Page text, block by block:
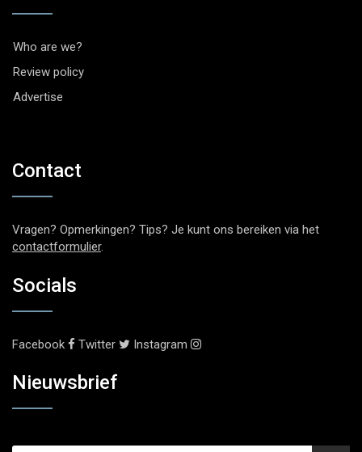
Who are we?
Review policy
Advertise
Contact
Vragen? Opmerkingen? Tips? Je kunt ons bereiken via het
contactformulier.
Socials
Facebook Twitter Instagram
Nieuwsbrief